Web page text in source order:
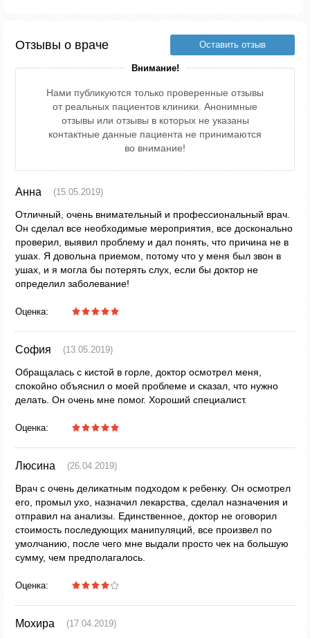
Отзывы о враче Оставить отзыв
Внимание!
Нами публикуются только проверенные отзывы
от реальных пациентов клиники. Анонимные
отзывы или отзывы в которых не указаны
контактные данные пациента не принимаются
во внимание!
Анна (15.05.2019)
Отличный, очень внимательный и профессиональный врач.
Он сделал все необходимые мероприятия, все досконально
проверил, выявил проблему и дал понять, что причина не в
ушах. Я довольна приемом, потому что у меня был звон в
ушах, и я могла бы потерять слух, если бы доктор не
определил заболевание!
Оценка:
София (13.05.2019)
Обращалась с кистой в горле, доктор осмотрел меня,
спокойно объяснил о моей проблеме и сказал, что нужно
делать. Он очень мне помог. Хороший специалист.
Оценка:
Люсина (26.04.2019)
Врач с очень деликатным подходом к ребенку. Он осмотрел
его, промыл ухо, назначил лекарства, сделал назначения и
отправил на анализы. Единственное, доктор не оговорил
стоимость последующих манипуляций, все произвел по
умолчанию, после чего мне выдали просто чек на большую
сумму, чем предполагалось.
Оценка:
Мохира (17.04.2019)